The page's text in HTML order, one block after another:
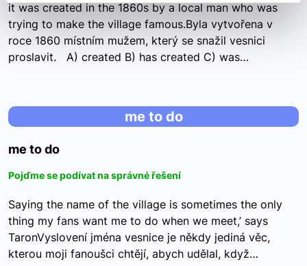
it was created in the 1860s by a local man who was
trying to make the village famous.Byla vytvořena v
roce 1860 místním mužem, který se snažil vesnici
proslavit. A) created B) has created C) was…
me to do
me to do
Pojďme se podívat na správné řešení
Saying the name of the village is sometimes the only
thing my fans want me to do when we meet,’ says
TaronVyslovení jména vesnice je někdy jediná věc,
kterou moji fanoušci chtějí, abych udělal, když…